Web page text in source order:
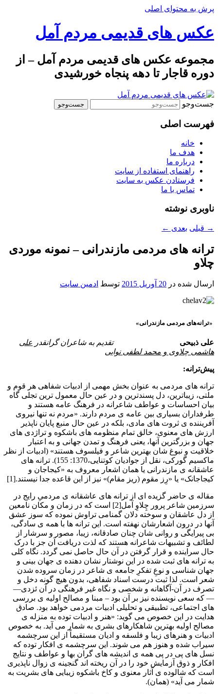
پرش به محتوای اصلی
عکس های قدیمی مردم آمل
مجموعه عکس های قدیمی مردم آمل – از
دوره قاجار تا دهه پنجاه خورشیدی
جست‌وجو
فهرست اصلی
خانه
هدف ما
درباره ما
راهنمای استفاده از سایت
فرستادن عکس به سایت
تماس با ما
ناوبری نوشته
→ قبلی بعدی ←
ترانه های مردمی مازندرانی – نمونه موردی
چلاو
ارسال شده در 20 آوریل 2015 توسط ادمین سایت
«ترانه‌های مردمی مازندرانی»
علی ذبیحی تقدیم به شاعران گرانقدر علی
هاشمی چلاوی و محمد لطفی نوایی
پیش‌ترانه:
ترانه های مردمی به عنوان بخش مهمی از ادبیات شفاهی هر قوم و
ملتی، زیباترین، دل پسندترین و در عین حال معمول ترین تجلی گاه
بیان احساسات و عواطف شاعرانه در فرهنگ عامه هستند و
طرفداران بسیاری بین عامه ی مردم دارند. «مردم نه تنها نیروی
آفریننده ی ثروت های مادی، بلکه در عین حال منبع پایان ناپذیر
ارزش های معنوی، خالق تمام منظومه های باشکوه و تراژدی های
جهان و بزرگترین آنها، یعنی فرهنگ و تمدن جهانی و به اعتبار
خلاقیت و نبوغ شان بهترین شاعر و فیلسوف هستند» (ادبیات از نظر
ماکسیم گورکی، نقل از جوادیان کوتنایی،1370: 155). ترانه های
عاشقانه ی مازندرانی یا همان اشعار معروف به «کیجاجان و
کیجاجانک» یا «رِز مقوم (ریز مقام)» نیز از این قاعده جدا نیستند.[1]
مقاله ی حاضر گزیده ای از ترانه های عاشقانه ی مردمیِ رایج در
سرزمین شاعر پرور چِلاوِ آمل[2] است که در زمان و مکان نامعین
از دل عاشقان و سوخته دلان گمنامی تراوش نموده که سوز عشق
آنها در درون اشعارشان نهفته است. این ترانه ها با همه ی سادگی،
بی پیرایگی و روانی شان چنان صادقانه، زیبا، مصور و سرشار از
لطائف و تشبیهات شاعرانه هستند که لذت دریافت آن جز با درک
حال سراینده و قرار گرفتن در آن حال حاصل نمی گردد. نگاه کلی
به ترانه های ثبت شده در این نوشتار نشان دهنده ی جهان بینی و
جهان شناسی و نوعِ تفکرِ جامعه ی شاعر در زمان سروده شدن
شعر است. لذا ثبت درست اسناد شفاهی، بدون هیچ گونه دخل و
تصرف در آن-آگاهانه و شخصی و نگاه غیر فرهنگی در آن ئزدی—
— که سعی نویسنده نیز بر آن بود – مبنا و مصالح اولیه ی بررسی
های اجتماعی، تطبیقی و تحلیلی ادبیات مردمی خواهد بود. صادق
هدایت در این خصوص می گوید: «هنر و ادبیات توده به منزله ی
مصالح اولیه بهترین شاهکارهای بشری به شمار می آید. به خصوص
ادبیات و هنرهای زیبا و فلسفه و ادیان مستقیماً از این سرچشمه
سیراب شده و هنوز هم می شوند. این سرچشمه ی افکار توده که
نسل های پی در پی همه ی اندیشه های گران بها و عواطف و نتایج
افکار و ذوق آزمایش خود را در آن ریخته اند گنجینه ی زوال ناپذیری
است که شالوده ی آثار معنوی و کاخ باشکوه زیبایی های بشریت به
شمار می آید» (همان).